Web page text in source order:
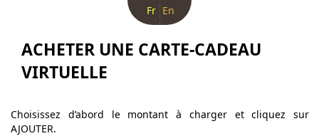
Fr En
ACHETER UNE CARTE-CADEAU
VIRTUELLE
Choisissez d’abord le montant à charger et cliquez sur
AJOUTER.